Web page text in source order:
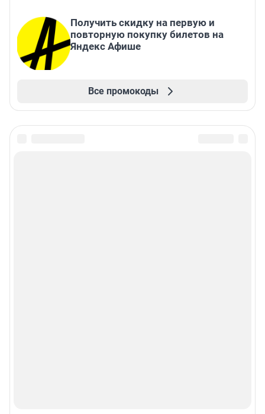
Получить скидку на первую и
повторную покупку билетов на
Яндекс Афише
Все промокоды